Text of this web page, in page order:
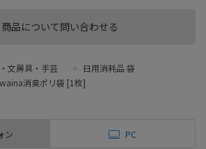
品について問い合わせる
文房具・手芸 > 日用消耗品 袋
消臭ポリ袋 [1枚]
ン PC